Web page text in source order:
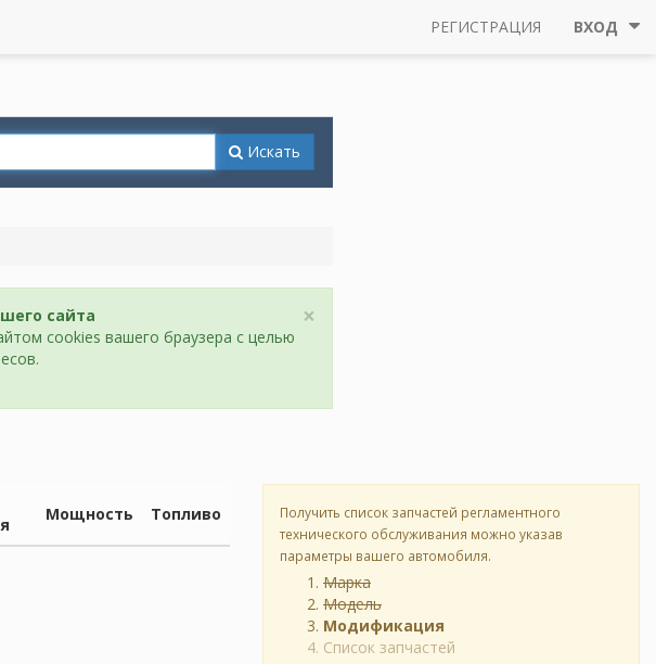
РЕГИСТРАЦИЯ ВХОД
Искать
×
сайта
cookies вашего браузера с целью
Получить список запчастей регламентного
технического обслуживания можно указав
параметры вашего автомобиля.
Марка
Модель
Модификация
Список запчастей
Мощность Топливо